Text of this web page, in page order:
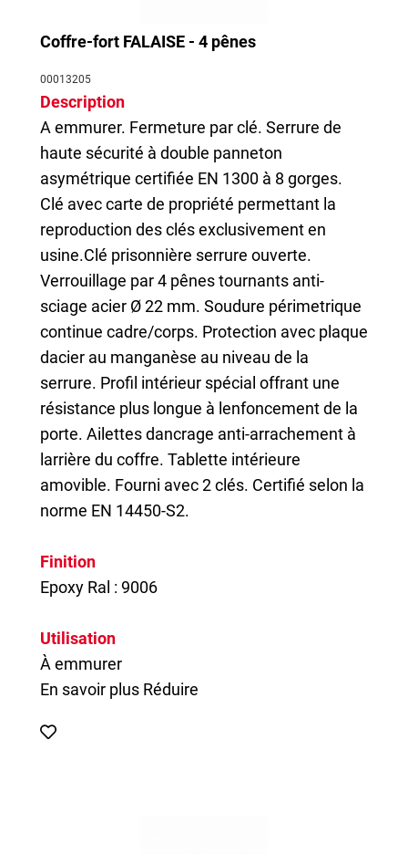
Coffre-fort FALAISE - 4 pênes
00013205
Description
A emmurer. Fermeture par clé. Serrure de
haute sécurité à double panneton
asymétrique certifiée EN 1300 à 8 gorges.
Clé avec carte de propriété permettant la
reproduction des clés exclusivement en
usine.Clé prisonnière serrure ouverte.
Verrouillage par 4 pênes tournants anti-
sciage acier Ø 22 mm. Soudure périmetrique
continue cadre/corps. Protection avec plaque
dacier au manganèse au niveau de la
serrure. Profil intérieur spécial offrant une
résistance plus longue à lenfoncement de la
porte. Ailettes dancrage anti-arrachement à
larrière du coffre. Tablette intérieure
amovible. Fourni avec 2 clés. Certifié selon la
norme EN 14450-S2.
Finition
Epoxy Ral : 9006
Utilisation
À emmurer
En savoir plus Réduire